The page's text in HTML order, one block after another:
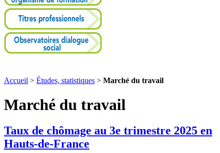
Accueil > Études, statistiques > Marché du travail
Marché du travail
Taux de chômage au 3e trimestre 2025 en
Hauts-de-France